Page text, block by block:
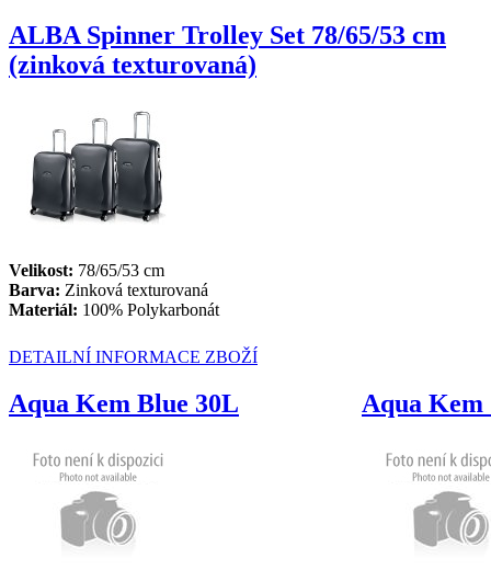
ALBA Spinner Trolley Set 78/65/53 cm
(zinková texturovaná)
Velikost: 78/65/53 cm
Barva: Zinková texturovaná
Materiál: 100% Polykarbonát
DETAILNÍ INFORMACE ZBOŽÍ
Aqua Kem Blue 30L Aqua Kem